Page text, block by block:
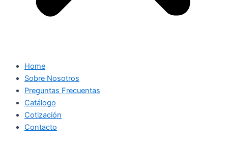
Home
Sobre Nosotros
Preguntas Frecuentas
Catálogo
Cotización
Contacto